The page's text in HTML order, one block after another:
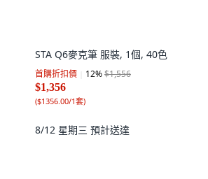
STA Q6麥克筆 服裝, 1個, 40色
首購折扣價 12%$1,556
$1,356
($1356.00/1套)
8/12 星期三 預計送達